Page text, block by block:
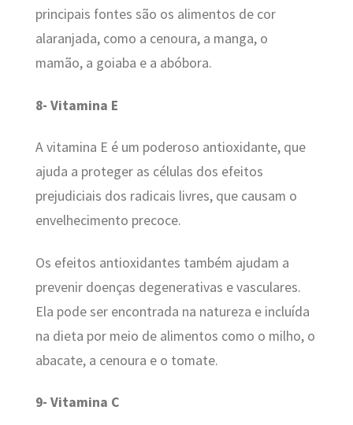
principais fontes são os alimentos de cor
alaranjada, como a cenoura, a manga, o
mamão, a goiaba e a abóbora.
8- Vitamina E
A vitamina E é um poderoso antioxidante, que
ajuda a proteger as células dos efeitos
prejudiciais dos radicais livres, que causam o
envelhecimento precoce.
Os efeitos antioxidantes também ajudam a
prevenir doenças degenerativas e vasculares.
Ela pode ser encontrada na natureza e incluída
na dieta por meio de alimentos como o milho, o
abacate, a cenoura e o tomate.
9- Vitamina C